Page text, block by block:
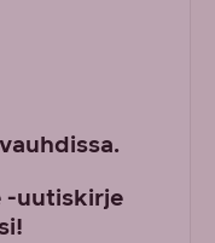
-uutiskirje